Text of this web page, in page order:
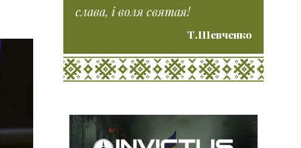
слава, і воля святая!
Т.Шевченко